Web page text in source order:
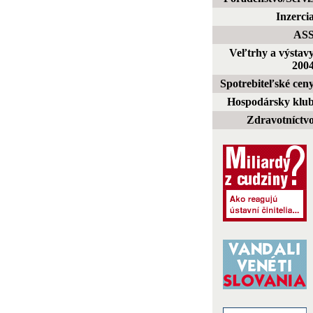
Inzercia
Veľtrhy a
Spotrebiteľské
Hospodársky